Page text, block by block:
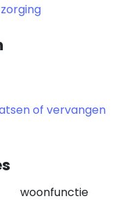
of vervangen
woonfunctie